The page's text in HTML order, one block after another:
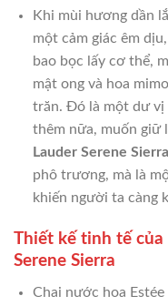
Khi mùi hương dần
một cảm giác êm
bao bọc lấy cơ thể,
mật ong và hoa
trăn. Đó là một dư vị
thêm nữa, muốn giữ
Lauder Serene Sierra
phô trương, mà là
khiến người ta càng
Thiết kế tinh tế
Serene Sierra
Chai nước hoa